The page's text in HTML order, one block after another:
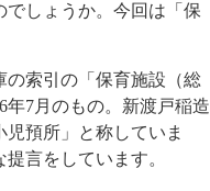
しょうか。今回は「保
の索引の「保育施設（総
年7月のもの。新渡戸稲造
預所」と称していま
言をしています。